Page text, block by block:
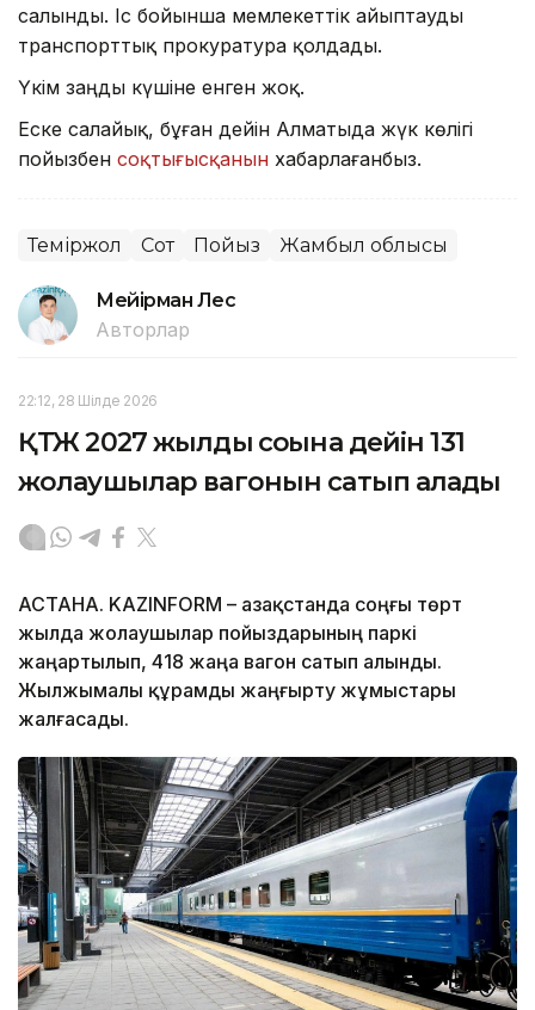
салынды. Іс бойынша мемлекеттік айыптауды
транспорттық прокуратура қолдады.
Үкім заңды күшіне енген жоқ.
Еске салайық, бұған дейін Алматыда жүк көлігі
пойызбен соқтығысқанын хабарлағанбыз.
Теміржол Сот Пойыз Жамбыл облысы
Мейірман Лес
Авторлар
22:12, 28 Шілде 2026
ҚТЖ 2027 жылдың соңына дейін 131
жолаушылар вагонын сатып алады
АСТАНА. KAZINFORM – Қазақстанда соңғы төрт
жылда жолаушылар пойыздарының паркі
жаңартылып, 418 жаңа вагон сатып алынды.
Жылжымалы құрамды жаңғырту жұмыстары
жалғасады.